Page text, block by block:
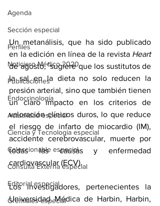
Agenda
Sección especial
Perfiles
Noticiero Médico 2020
Publicaciones
Endocrinología
Actualidad especial
Ciencia y Tecnología especial
Coleccionable especial
Consulta Externa especial
Editorial especial
Gremiales especial
Un metanálisis, que ha sido publicado
en la edición en línea de la revista Heart
de agosto,¹ sugiere que los sustitutos de
la sal en la dieta no solo reducen la
presión arterial, sino que también tienen
un claro impacto en los criterios de
valoración clínicos duros, lo que reduce
el riesgo de infarto de miocardio
accidente cerebrovascular, muerte por
todas las causas y enfermedad
cardiovascular (ECV).
Los investigadores, pertenecientes la
Universidad Médica de Harbin, Harbin,